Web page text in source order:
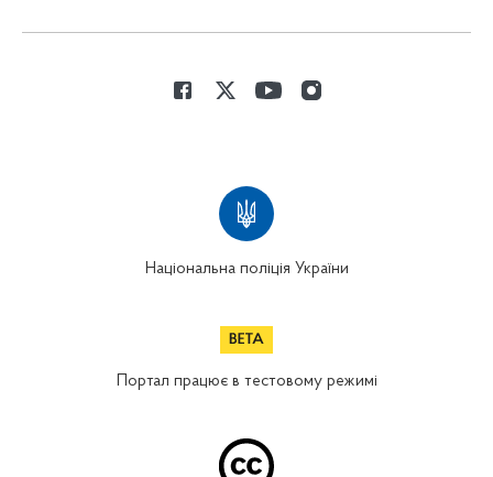
Національна поліція України
Портал працює в тестовому режимі